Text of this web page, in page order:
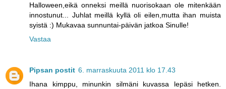
Halloween,eikä onneksi meillä nuorisokaan ole mitenkään
innostunut... Juhlat meillä kyllä oli eilen,mutta ihan muista
syistä :) Mukavaa sunnuntai-päivän jatkoa Sinulle!
Vastaa
Pipsan postit 6. marraskuuta 2011 klo 17.43
Ihana kimppu, minunkin silmäni kuvassa lepäsi hetken.